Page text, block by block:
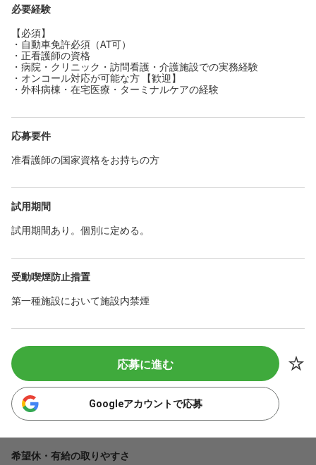
必要経験
【必須】
・自動車免許必須（AT可）
・正看護師の資格
・病院・クリニック・訪問看護・介護施設での実務経験
・オンコール対応が可能な方 【歓迎】
・外科病棟・在宅医療・ターミナルケアの経験
応募要件
准看護師の国家資格をお持ちの方
試用期間
試用期間あり。個別に定める。
受動喫煙防止措置
第一種施設において施設内禁煙
応募に進む
Googleアカウントで応募
希望休・有給の取りやすさ